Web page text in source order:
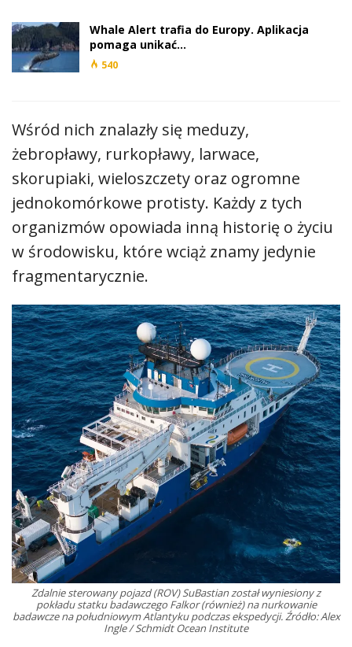
Whale Alert trafia do Europy. Aplikacja
pomaga unikać…
540
Wśród nich znalazły się meduzy,
żebropławy, rurkopławy, larwace,
skorupiaki, wieloszczety oraz ogromne
jednokomórkowe protisty. Każdy z tych
organizmów opowiada inną historię o życiu
w środowisku, które wciąż znamy jedynie
fragmentarycznie.
Zdalnie sterowany pojazd (ROV) SuBastian został wyniesiony z
pokładu statku badawczego Falkor (również) na nurkowanie
badawcze na południowym Atlantyku podczas ekspedycji. Źródło: Alex
Ingle / Schmidt Ocean Institute